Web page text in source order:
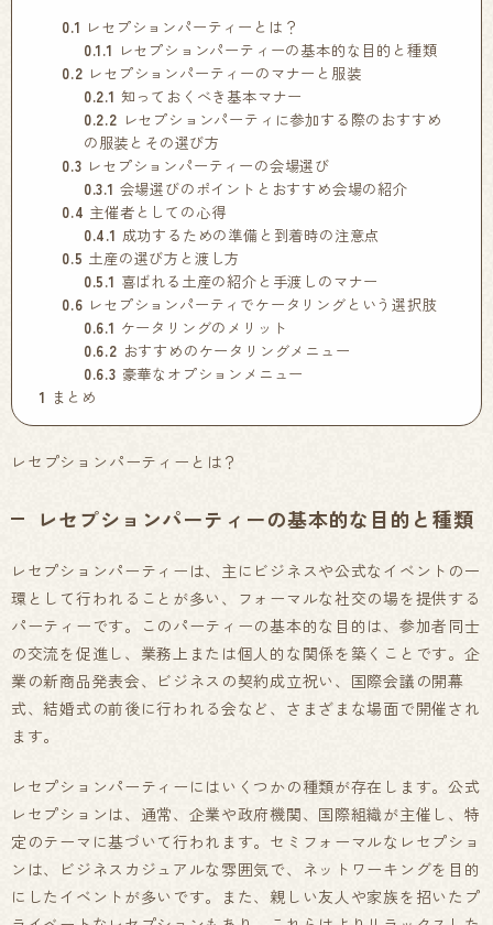
0.1 レセプションパーティーとは？
0.1.1 レセプションパーティーの基本的な目的と種類
0.2 レセプションパーティーのマナーと服装
0.2.1 知っておくべき基本マナー
0.2.2 レセプションパーティに参加する際のおすすめ
の服装とその選び方
0.3 レセプションパーティーの会場選び
0.3.1 会場選びのポイントとおすすめ会場の紹介
0.4 主催者としての心得
0.4.1 成功するための準備と到着時の注意点
0.5 土産の選び方と渡し方
0.5.1 喜ばれる土産の紹介と手渡しのマナー
0.6 レセプションパーティでケータリングという選択肢
0.6.1 ケータリングのメリット
0.6.2 おすすめのケータリングメニュー
0.6.3 豪華なオプションメニュー
1 まとめ
レセプションパーティーとは？
レセプションパーティーの基本的な目的と種類
レセプションパーティーは、主にビジネスや公式なイベントの一
環として行われることが多い、フォーマルな社交の場を提供する
パーティーです。このパーティーの基本的な目的は、参加者同士
の交流を促進し、業務上または個人的な関係を築くことです。企
業の新商品発表会、ビジネスの契約成立祝い、国際会議の開幕
式、結婚式の前後に行われる会など、さまざまな場面で開催され
ます。
レセプションパーティーにはいくつかの種類が存在します。公式
レセプションは、通常、企業や政府機関、国際組織が主催し、特
定のテーマに基づいて行われます。セミフォーマルなレセプショ
ンは、ビジネスカジュアルな雰囲気で、ネットワーキングを目的
にしたイベントが多いです。また、親しい友人や家族を招いたプ